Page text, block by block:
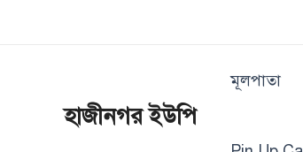
হাজীনগর ইউপি
মূলপাতা